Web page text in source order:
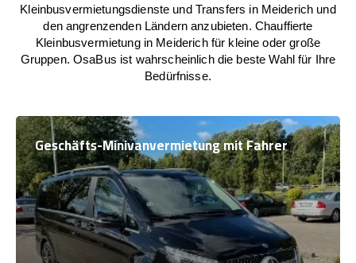
Kleinbusvermietungsdienste und Transfers in Meiderich und
den angrenzenden Ländern anzubieten. Chauffierte
Kleinbusvermietung in Meiderich für kleine oder große
Gruppen. OsaBus ist wahrscheinlich die beste Wahl für Ihre
Bedürfnisse.
Geschäfts-Minivanvermietung mit Fahrer